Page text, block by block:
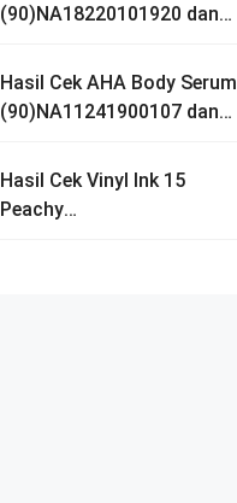
(90)NA18220101920 dan
Hasil Cek AHA Body Serum
(90)NA11241900107 dan
Hasil Cek Vinyl Ink 15
Peachy